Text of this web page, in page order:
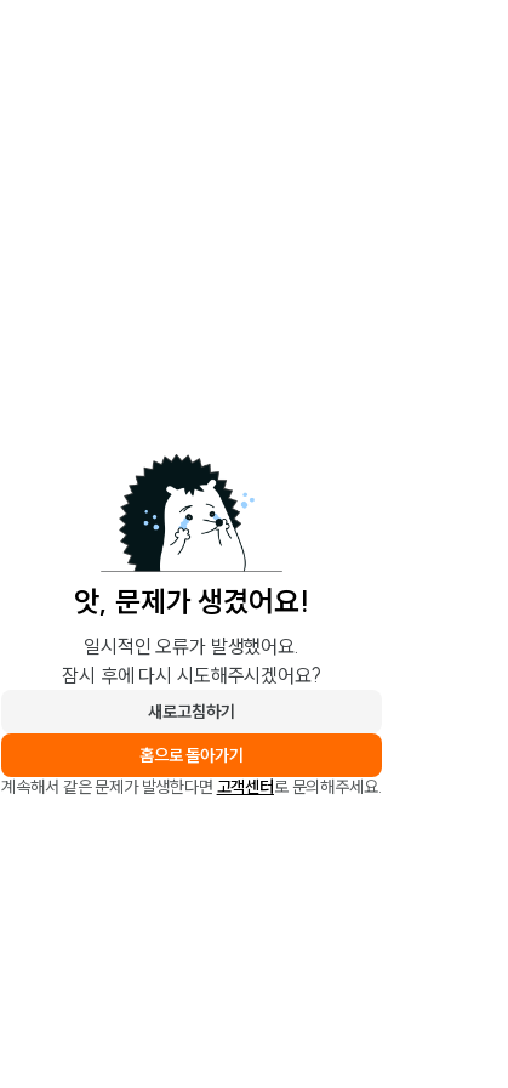
앗, 문제가 생겼어요!
일시적인 오류가 발생했어요.
잠시 후에 다시 시도해주시겠어요?
새로고침하기
홈으로 돌아가기
계속해서 같은 문제가 발생한다면 고객센터로 문의해주세요.